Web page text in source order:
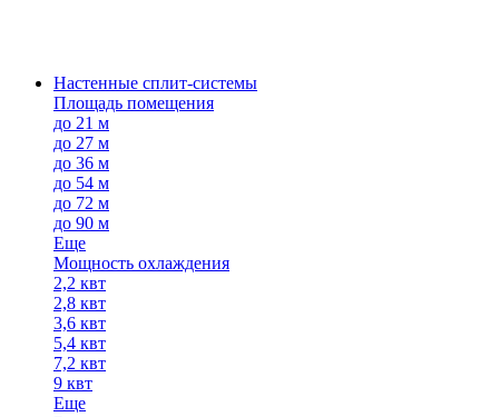
Настенные сплит-системы
Площадь помещения
до 21 м
до 27 м
до 36 м
до 54 м
до 72 м
до 90 м
Еще
Мощность охлаждения
2,2 квт
2,8 квт
3,6 квт
5,4 квт
7,2 квт
9 квт
Еще